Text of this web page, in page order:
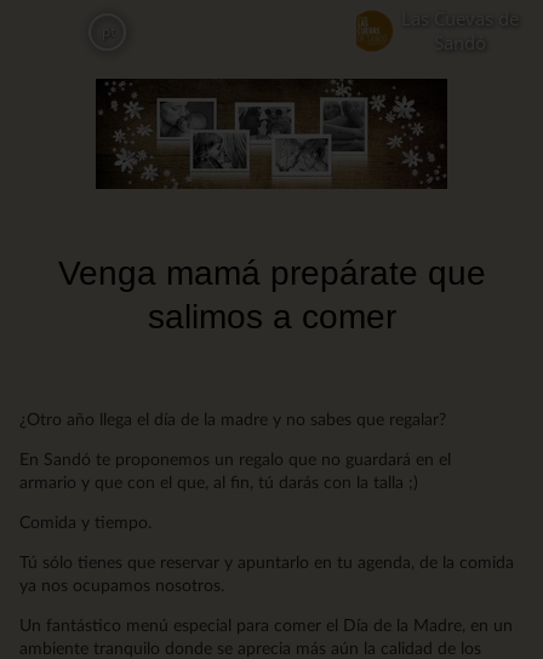
Las Cuevas de
Venga mamá prepárate que
salimos a comer
¿Otro año llega el día de la madre y no sabes que regalar?
En Sandó te proponemos un regalo que no guardará en el
armario y que con el que, al fin, tú darás con la talla ;)
Comida y tiempo.
Tú sólo tienes que reservar y apuntarlo en tu agenda, de la comida
ya nos ocupamos nosotros.
Un fantástico menú especial para comer el Día de la Madre, en un
ambiente tranquilo donde se aprecia más aún la calidad de los